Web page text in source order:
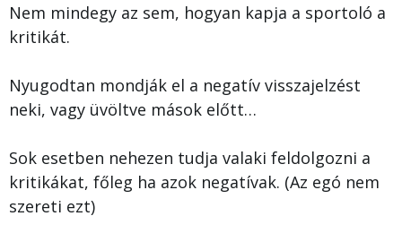
Nem mindegy az sem, hogyan kapja a sportoló a
kritikát.
Nyugodtan mondják el a negatív visszajelzést
neki, vagy üvöltve mások előtt…
Sok esetben nehezen tudja valaki feldolgozni a
kritikákat, főleg ha azok negatívak. (Az egó nem
szereti ezt)